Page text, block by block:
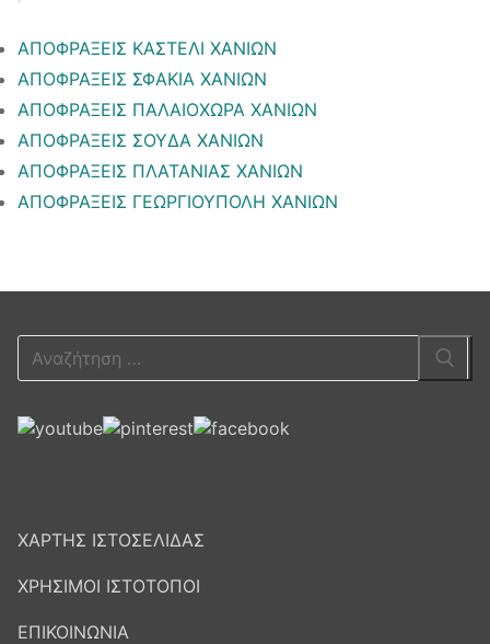
ΑΠΟΦΡΑΞΕΙΣ ΚΑΣΤΕΛΙ ΧΑΝΙΩΝ
ΑΠΟΦΡΑΞΕΙΣ ΣΦΑΚΙΑ ΧΑΝΙΩΝ
ΑΠΟΦΡΑΞΕΙΣ ΠΑΛΑΙΟΧΩΡΑ ΧΑΝΙΩΝ
ΑΠΟΦΡΑΞΕΙΣ ΣΟΥΔΑ ΧΑΝΙΩΝ
ΑΠΟΦΡΑΞΕΙΣ ΠΛΑΤΑΝΙΑΣ ΧΑΝΙΩΝ
ΑΠΟΦΡΑΞΕΙΣ ΓΕΩΡΓΙΟΥΠΟΛΗ ΧΑΝΙΩΝ
Αναζήτηση
για:
ΧΑΡΤΗΣ ΙΣΤΟΣΕΛΙΔΑΣ
ΧΡΗΣΙΜΟΙ ΙΣΤΟΤΟΠΟΙ
ΕΠΙΚΟΙΝΩΝΙΑ